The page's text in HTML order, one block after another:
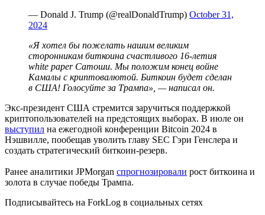
— Donald J. Trump (@realDonaldTrump) October 31,
2024
«Я хотел бы пожелать нашим великим
сторонникам биткоина счастливого 16-летия
white paper Сатоши. Мы положим конец войне
Камалы с криптовалютой. Биткоин будет сделан
в США! Голосуйте за Трампа», — написал он.
Экс-президент США стремится заручиться поддержкой
криптопользователей на предстоящих выборах. В июле он
выступил на ежегодной конференции Bitcoin 2024 в
Нэшвилле, пообещав уволить главу SEC Гэри Генслера и
создать стратегический биткоин-резерв.
Ранее аналитики JPMorgan спрогнозировали рост биткоина и
золота в случае победы Трампа.
Подписывайтесь на ForkLog в социальных сетях